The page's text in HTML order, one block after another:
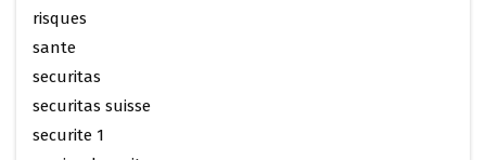
risques
sante
securitas
securitas suisse
securite 1